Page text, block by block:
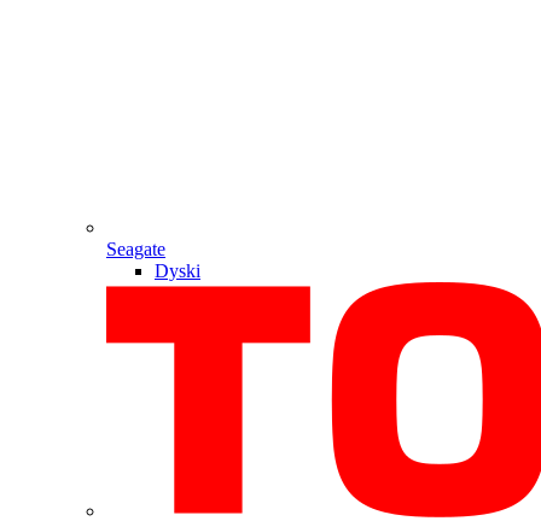
Seagate
Dyski